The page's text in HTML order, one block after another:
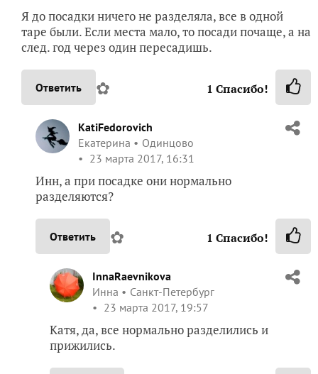
Я до посадки ничего не разделяла, все в одной
таре были. Если места мало, то посади почаще, а на
след. год через один пересадишь.
Ответить ✿ 1 Спасибо!
KatiFedorovich
Екатерина
Одинцово
23 марта 2017, 16:31
Инн, а при посадке они нормально
разделяются?
Ответить ✿ 1 Спасибо!
InnaRaevnikova
Инна
Санкт-Петербург
23 марта 2017, 19:57
Катя, да, все нормально разделились и
прижились.